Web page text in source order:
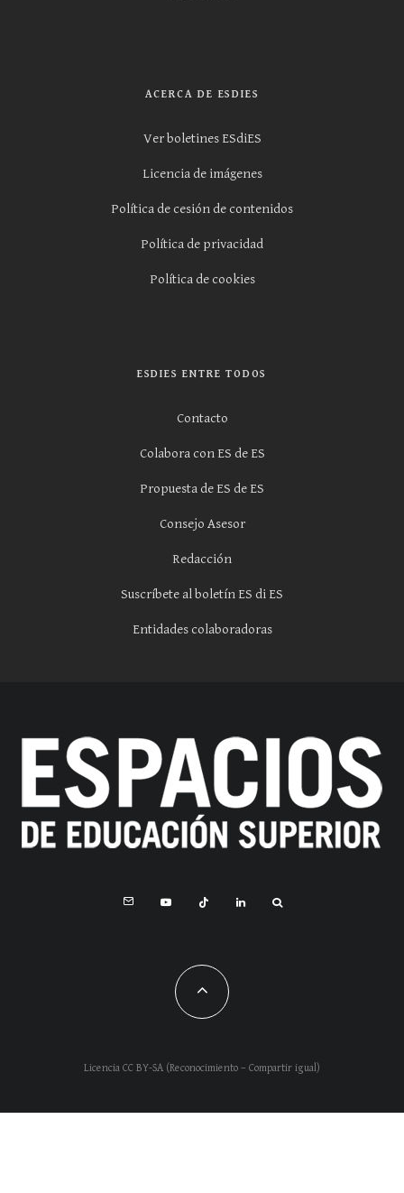
ACERCA DE ESDIES
Ver boletines ESdiES
Licencia de imágenes
Política de cesión de contenidos
Política de privacidad
Política de cookies
ESDIES ENTRE TODOS
Contacto
Colabora con ES de ES
Propuesta de ES de ES
Consejo Asesor
Redacción
Suscríbete al boletín ES di ES
Entidades colaboradoras
Licencia CC BY-SA (Reconocimiento – Compartir igual)